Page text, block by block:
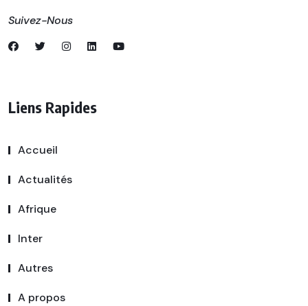
Suivez-Nous
Liens Rapides
Accueil
Actualités
Afrique
Inter
Autres
A propos